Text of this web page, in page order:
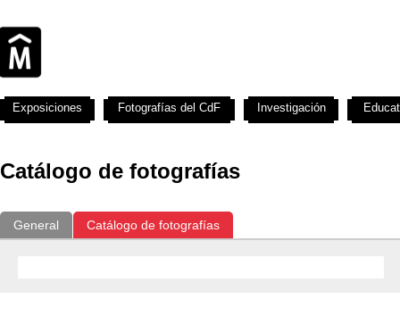
Catálogo de fotografías
General Catálogo de fotografías
Exposiciones Fotografías del CdF Investigación